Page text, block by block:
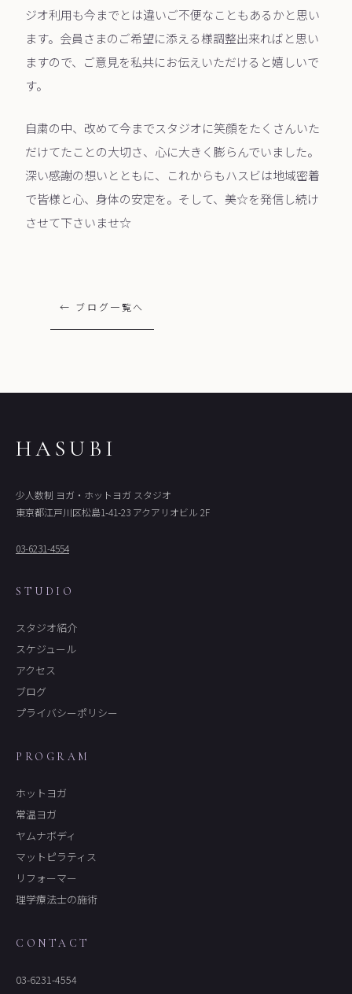
ジオ利用も今までとは違いご不便なこともあるかと思い
ます。会員さまのご希望に添える様調整出来ればと思い
ますので、ご意見を私共にお伝えいただけると嬉しいで
す。
自粛の中、改めて今までスタジオに笑顔をたくさんいた
だけてたことの大切さ、心に大きく膨らんでいました。
深い感謝の想いとともに、これからもハスビは地域密着
で皆様と心、身体の安定を。そして、美☆を発信し続け
させて下さいませ☆
← ブログ一覧へ
HASUBI
少人数制 ヨガ・ホットヨガ スタジオ
東京都江戸川区松島1-41-23 アクアリオビル 2F
03-6231-4554
STUDIO
スタジオ紹介
スケジュール
アクセス
ブログ
プライバシーポリシー
PROGRAM
ホットヨガ
常温ヨガ
ヤムナボディ
マットピラティス
リフォーマー
理学療法士の施術
CONTACT
03-6231-4554